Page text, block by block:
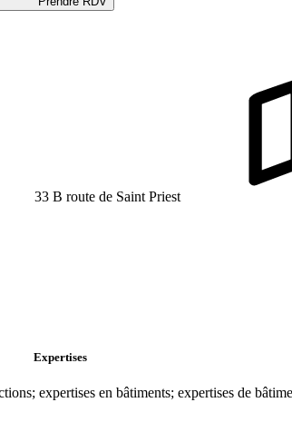
33 B route de Saint Priest
Expertises
expertises en bâtiments; expertises de